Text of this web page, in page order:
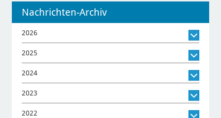
Nachrichten-Archiv
2026
2025
2024
2023
2022